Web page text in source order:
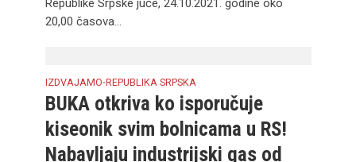
Republike Srpske juče, 24.10.2021. godine oko
20,00 časova...
IZDVAJAMO•REPUBLIKA SRPSKA
BUKA otkriva ko isporučuje
kiseonik svim bolnicama u RS!
Nabavljaju industrijski gas od